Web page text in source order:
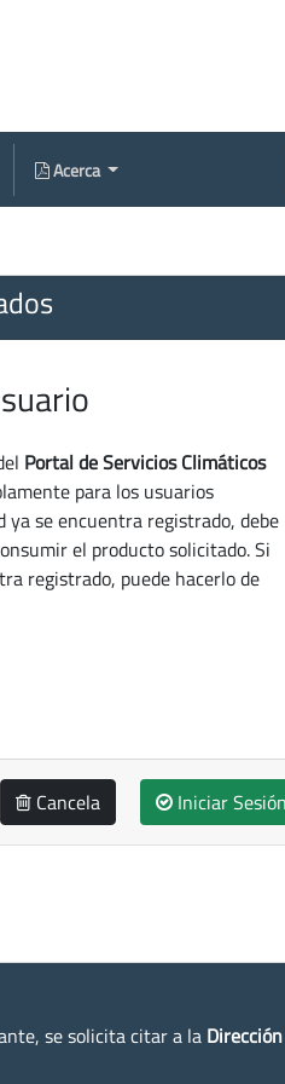
Acerca
Portal de Servicios Climáticos
para los usuarios
ya se encuentra registrado, debe
el producto solicitado. Si
registrado, puede hacerlo de
Cancela Iniciar Sesión
se solicita citar a la